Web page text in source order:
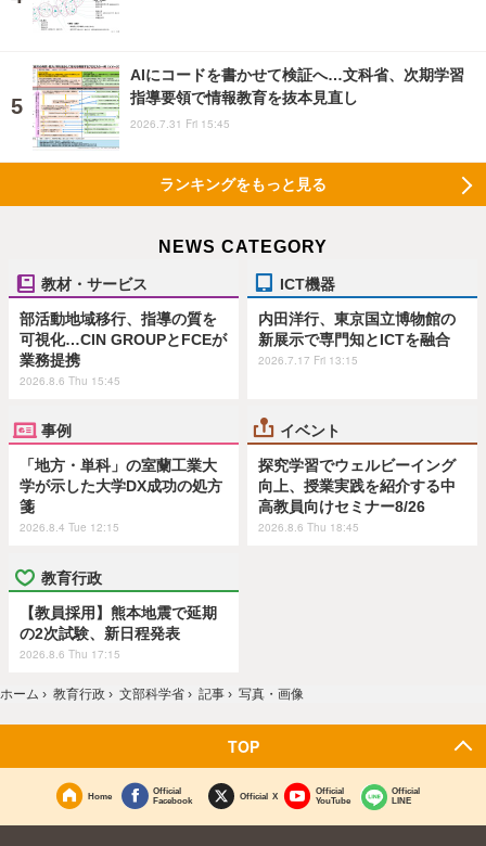
AIにコードを書かせて検証へ…文科省、次期学習
指導要領で情報教育を抜本見直し
2026.7.31 Fri 15:45
ランキングをもっと見る
NEWS CATEGORY
教材・サービス
部活動地域移行、指導の質を
可視化…CIN GROUPとFCEが
業務提携
2026.8.6 Thu 15:45
ICT機器
内田洋行、東京国立博物館の
新展示で専門知とICTを融合
2026.7.17 Fri 13:15
事例
「地方・単科」の室蘭工業大
学が示した大学DX成功の処方
箋
2026.8.4 Tue 12:15
イベント
探究学習でウェルビーイング
向上、授業実践を紹介する中
高教員向けセミナー8/26
2026.8.6 Thu 18:45
教育行政
【教員採用】熊本地震で延期
の2次試験、新日程発表
2026.8.6 Thu 17:15
ホーム › 教育行政 › 文部科学省 › 記事 › 写真・画像
TOP
Home
Official
Facebook
Official X
Official
YouTube
Official
LINE